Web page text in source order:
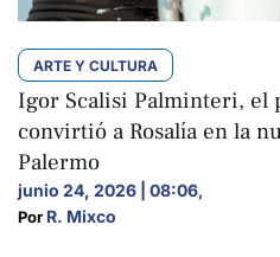
ARTE Y CULTURA
Igor Scalisi Palminteri, el
convirtió a Rosalía en la
Palermo
junio 24, 2026 | 08:06,
Por R. Mixco